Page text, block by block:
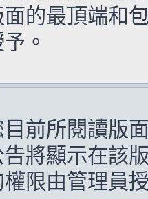
的最頂端和
。
前所閱讀版
將顯示在該
限由管理員